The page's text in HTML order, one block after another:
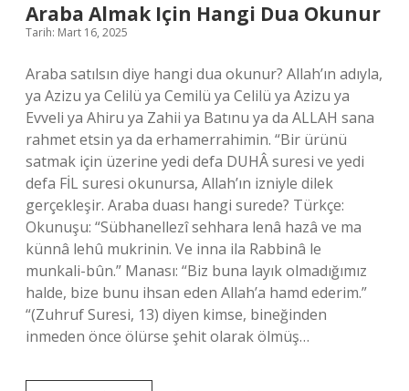
Araba Almak Için Hangi Dua Okunur
Tarih: Mart 16, 2025
Araba satılsın diye hangi dua okunur? Allah’ın adıyla,
ya Azizu ya Celilü ya Cemilü ya Celilü ya Azizu ya
Evveli ya Ahiru ya Zahii ya Batınu ya da ALLAH sana
rahmet etsin ya da erhamerrahimin. “Bir ürünü
satmak için üzerine yedi defa DUHÂ suresi ve yedi
defa FİL suresi okunursa, Allah’ın izniyle dilek
gerçekleşir. Araba duası hangi surede? Türkçe:
Okunuşu: “Sübhanellezî sehhara lenâ hazâ ve ma
künnâ lehû mukrinin. Ve inna ila Rabbinâ le
munkali-bûn.” Manası: “Biz buna layık olmadığımız
halde, bize bunu ihsan eden Allah’a hamd ederim.”
“(Zuhruf Suresi, 13) diyen kimse, bineğinden
inmeden önce ölürse şehit olarak ölmüş…